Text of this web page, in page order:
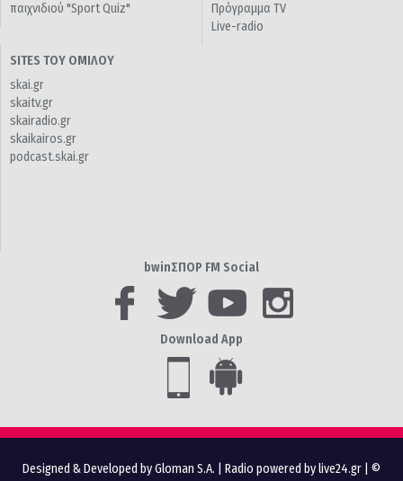
παιχνιδιού "Sport Quiz"
Πρόγραμμα TV
Live-radio
SITES ΤΟΥ ΟΜΙΛΟΥ
skai.gr
skaitv.gr
skairadio.gr
skaikairos.gr
podcast.skai.gr
bwinΣΠΟΡ FM Social
Download App
Designed & Developed by Gloman S.A. Radio powered by live24.gr | ©